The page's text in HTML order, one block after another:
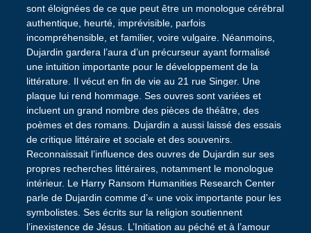
sont éloignées de ce que peut être un monologue cérébral
authentique, heurté, imprévisible, parfois
incompréhensible, et familier, voire vulgaire. Néanmoins,
Dujardin gardera l’aura d’un précurseur ayant formalisé
une intuition importante pour le développement de la
littérature. Il vécut en fin de vie au 21 rue Singer. Une
plaque lui rend hommage. Ses ouvres sont variées et
incluent un grand nombre des pièces de théâtre, des
poèmes et des romans. Dujardin a aussi laissé des essais
de critique littéraire et sociale et des souvenirs.
Reconnaissait l’influence des ouvres de Dujardin sur ses
propres recherches littéraires, notamment le monologue
intérieur. Le Harry Ransom Humanities Research Center
parle de Dujardin comme d’« une voix importante pour les
symbolistes. Ses écrits sur la religion soutiennent
l’inexistence de Jésus. L’Initiation au péché et à l’amour